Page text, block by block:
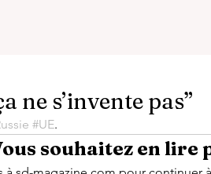
ne s’invente pas”
#UE.
souhaitez en lire